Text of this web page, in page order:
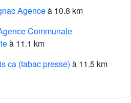
Agenceà 10.8 km
Communale
à 11.1 km
ca (tabac presse) à 11.5 km